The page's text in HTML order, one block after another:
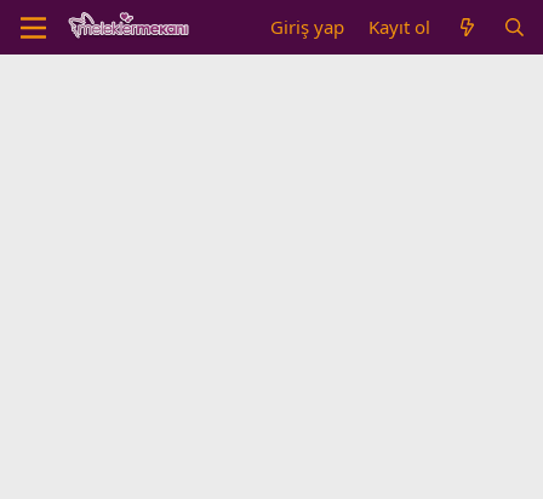
Giriş yap Kayıt ol